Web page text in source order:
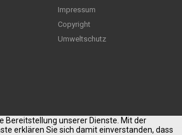
Impressum
Copyright
Umweltschutz
Bereitstellung unserer Dienste. Mit der
erklären Sie sich damit einverstanden, dass